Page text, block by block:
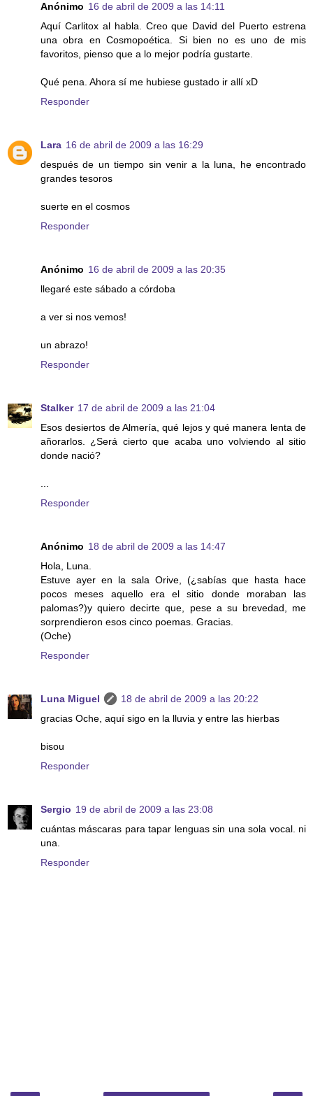
Anónimo 16 de abril de 2009 a las 14:11
Aquí Carlitox al habla. Creo que David del Puerto estrena
una obra en Cosmopoética. Si bien no es uno de mis
favoritos, pienso que a lo mejor podría gustarte.
Qué pena. Ahora sí me hubiese gustado ir allí xD
Responder
Lara 16 de abril de 2009 a las 16:29
después de un tiempo sin venir a la luna, he encontrado
grandes tesoros
suerte en el cosmos
Responder
Anónimo 16 de abril de 2009 a las 20:35
llegaré este sábado a córdoba
a ver si nos vemos!
un abrazo!
Responder
Stalker 17 de abril de 2009 a las 21:04
Esos desiertos de Almería, qué lejos y qué manera lenta de
añorarlos. ¿Será cierto que acaba uno volviendo al sitio
donde nació?
...
Responder
Anónimo 18 de abril de 2009 a las 14:47
Hola, Luna.
Estuve ayer en la sala Orive, (¿sabías que hasta hace
pocos meses aquello era el sitio donde moraban las
palomas?)y quiero decirte que, pese a su brevedad, me
sorprendieron esos cinco poemas. Gracias.
(Oche)
Responder
Luna Miguel
18 de abril de 2009 a las 20:22
gracias Oche, aquí sigo en la lluvia y entre las hierbas
bisou
Responder
Sergio 19 de abril de 2009 a las 23:08
cuántas máscaras para tapar lenguas sin una sola vocal. ni
una.
Responder